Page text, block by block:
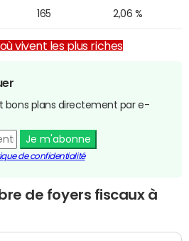
165 2,06 %
où vivent les plus riches
bons plans directement par e-
Je m'abonne
de confidentialité
de foyers fiscaux à